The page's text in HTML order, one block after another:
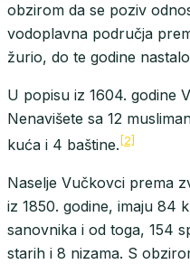
obzirom da se poziv
vodoplavna područja
žurio, do te godine
U popisu iz 1604. godine
Nenavišete sa 12
kuća i 4 baštine. [2]
Naselje Vučkovci prema
iz 1850. godine, imaju 84
sanovnika i od toga, 154
starih i 8 nizama. S